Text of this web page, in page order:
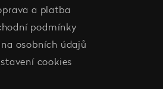
a platba
podmínky
osobních údajů
cookies